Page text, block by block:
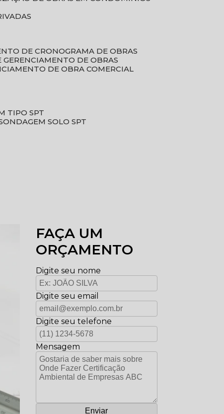
DE CRONOGRAMA DE OBRAS
GERENCIAMENTO DE OBRAS
DE OBRA COMERCIAL
TIPO SPT
SONDAGEM SOLO SPT
FAÇA UM
ORÇAMENTO
Digite seu nome
Digite seu email
Digite seu telefone
Mensagem